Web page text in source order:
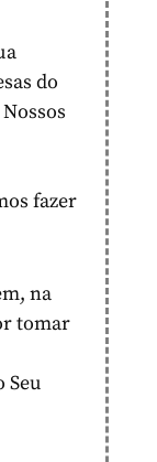
do
fazer
na
tomar
Seu